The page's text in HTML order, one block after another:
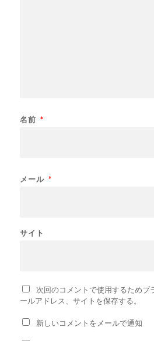
名前 *
メール *
サイト
次回のコメントで使用するためブ
ールアドレス、サイトを保存する。
新しいコメントをメールで通知